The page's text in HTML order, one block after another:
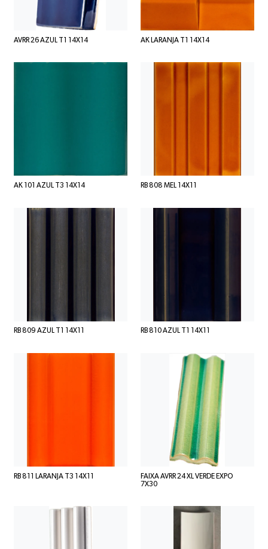
AVRR 26 AZUL T1 14X14 AK LARANJA T1 14X14
AK 101 AZUL T3 14X14 RB 808 MEL 14X11
RB 809 AZUL T1 14X11 RB 810 AZUL T1 14X11
RB 811 LARANJA T3 14X11
FAIXA AVRR 24 XL VERDE EXPO
7X30